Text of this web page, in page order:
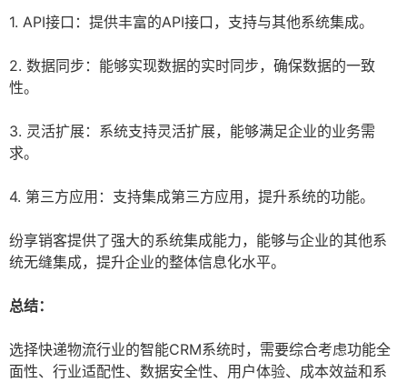
1. API接口：提供丰富的API接口，支持与其他系统集成。
2. 数据同步：能够实现数据的实时同步，确保数据的一致
性。
3. 灵活扩展：系统支持灵活扩展，能够满足企业的业务需
求。
4. 第三方应用：支持集成第三方应用，提升系统的功能。
纷享销客提供了强大的系统集成能力，能够与企业的其他系
统无缝集成，提升企业的整体信息化水平。
总结：
选择快递物流行业的智能CRM系统时，需要综合考虑功能全
面性、行业适配性、数据安全性、用户体验、成本效益和系